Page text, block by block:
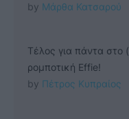
by Μάρθα Κατσαρού
Τέλος για πάντα στο
ρομποτική Effie!
by Πέτρος Κυπραίος